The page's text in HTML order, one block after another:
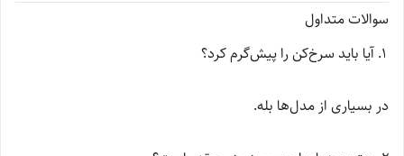
سوالات متداول
آیا باید سرخ‌کن را پیش‌گرم کرد؟
در بسیاری از مدل‌ها بله.